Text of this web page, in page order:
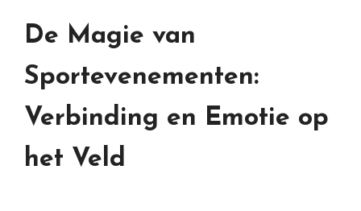
De Magie van
Sportevenementen:
Verbinding en Emotie op
het Veld